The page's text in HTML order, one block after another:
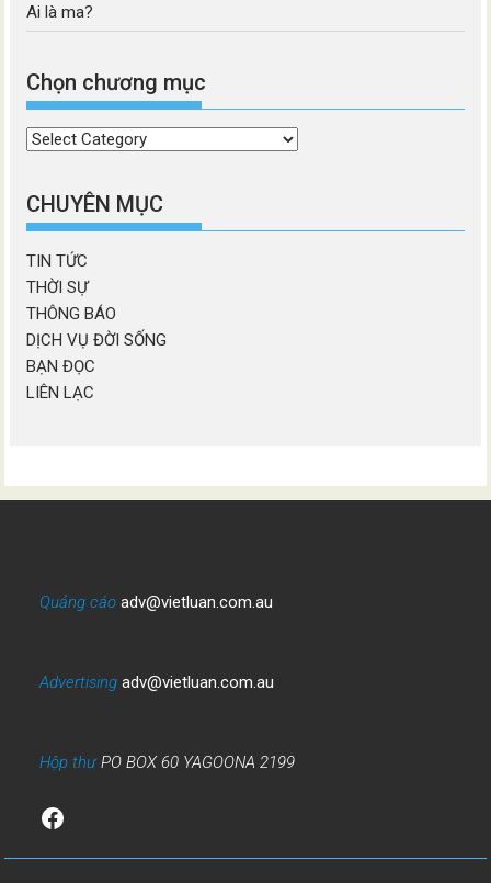
Ai là ma?
Chọn chương mục
Chọn
mục
CHUYÊN MỤC
TIN TỨC
THỜI SỰ
THÔNG BÁO
DỊCH VỤ ĐỜI SỐNG
BẠN ĐỌC
LIÊN LẠC
Quảng cáo adv@vietluan.com.au
Advertising adv@vietluan.com.au
Hộp thưPO BOX 60 YAGOONA 2199
Facebook